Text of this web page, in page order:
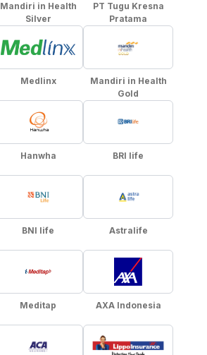
Mandiri in Health
Silver
PT Tugu Kresna
Pratama
Medlinx
Mandiri in Health
Gold
Hanwha BRI life
BNI life Astralife
Meditap AXA Indonesia